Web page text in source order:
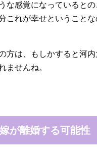
な感覚になっていると
これが幸せということ
方は、もしかすると河
ませんね。
が離婚する可能性